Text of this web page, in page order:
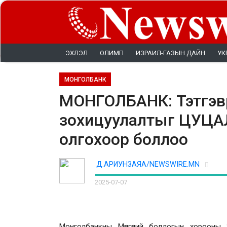
ЭХЛЭЛ ОЛИМП ИЗРАИЛ-ГАЗЫН ДАЙН
МОНГОЛБАНК
МОНГОЛБАНК:
зохицуулалтыг
олгохоор боллоо
Д.АРИУНЗАЯА/NEWSWIRE.MN
2025-07-07